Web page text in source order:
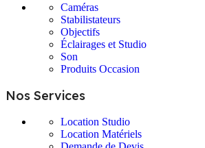
Caméras
Stabilistateurs
Objectifs
Éclairages et Studio
Son
Produits Occasion
Nos Services
Location Studio
Location Matériels